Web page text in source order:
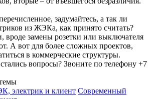
задумайтесь, а так ли
из ЖЭКа, как принято считать?
вроде замены розетки или выключателя
А вот для более сложных проектов,
в коммерческие структуры.
вопросы? Звоните по телефону +7
Современный